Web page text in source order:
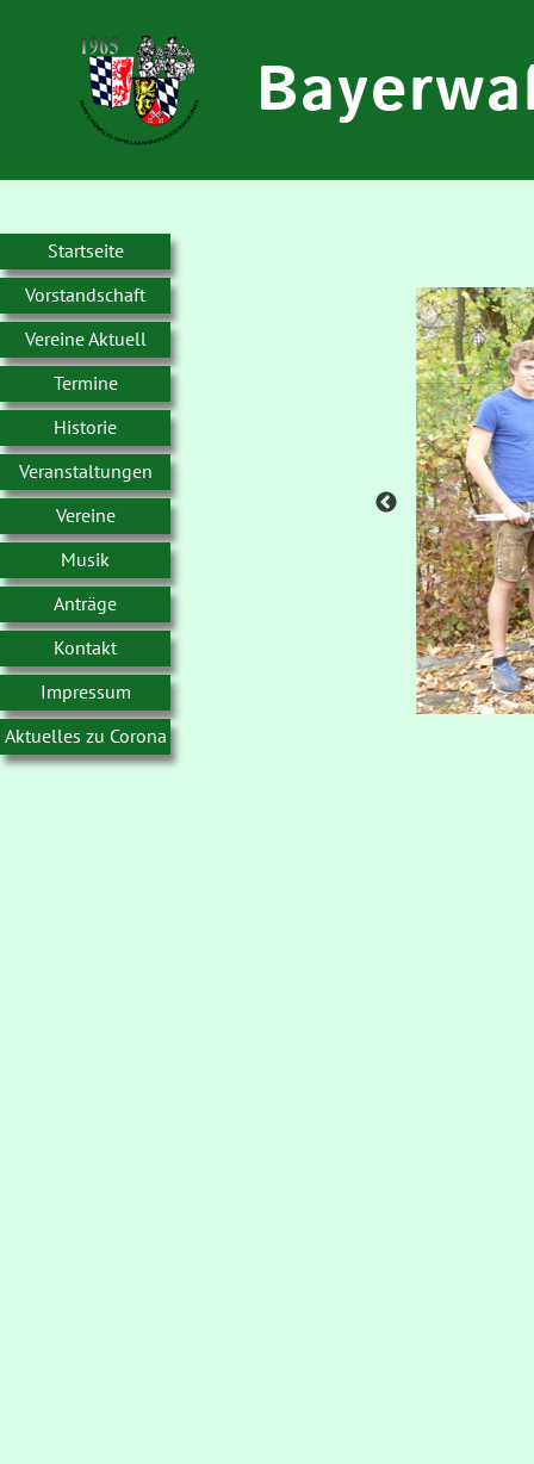
Startseite
Vorstandschaft
Vereine Aktuell
Termine
Historie
Veranstaltungen
Vereine
Musik
Anträge
Kontakt
Impressum
Aktuelles zu Corona